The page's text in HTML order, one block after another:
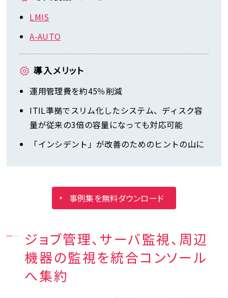
LMIS
A-AUTO
導入メリット
運用管理費を約45％削減
ITIL準拠でスリム化したシステム、ディスク容
量が従来の3倍の容量になっても対応可能
「インシデント」が改善のためのヒントの山に
事例集を無料ダウンロード
ジョブ管理、サーバ監視、周辺
機器の監視を統合コンソール
へ集約